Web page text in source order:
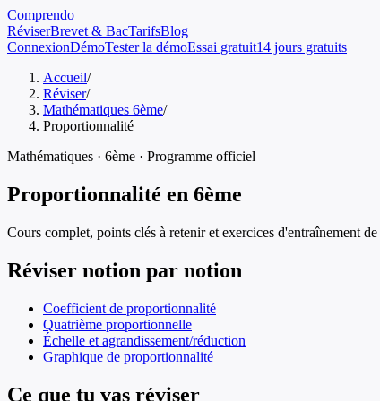
Comprendo
RéviserBrevet & BacTarifsBlog
ConnexionDémoTester la démoEssai gratuit14 jours gratuits
Accueil/
Réviser/
Mathématiques 6ème/
Proportionnalité
Mathématiques · 6ème · Programme officiel
Proportionnalité en 6ème
Cours complet, points clés à retenir et exercices d'entraînement de
Réviser notion par notion
Coefficient de proportionnalité
Quatrième proportionnelle
Échelle et agrandissement/réduction
Graphique de proportionnalité
Ce que tu vas réviser